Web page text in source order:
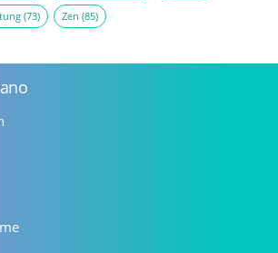
(73) Zen (85)